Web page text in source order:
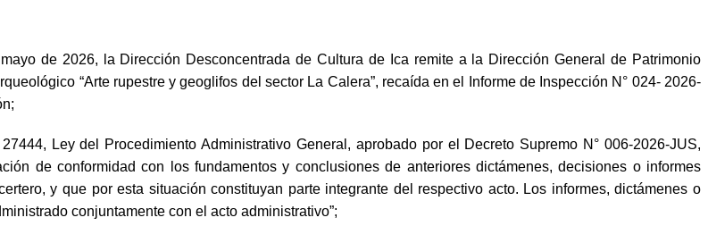
de 2026, la Dirección Desconcentrada de Cultura de Ica remite a la Dirección General de Patrimonio
“Arte rupestre y geoglifos del sector La Calera”, recaída en el Informe de Inspección N° 024- 2026-
Ley del Procedimiento Administrativo General, aprobado por el Decreto Supremo N° 006-2026-JUS,
de conformidad con los fundamentos y conclusiones de anteriores dictámenes, decisiones o informes
y que por esta situación constituyan parte integrante del respectivo acto. Los informes, dictámenes o
conjuntamente con el acto administrativo”;